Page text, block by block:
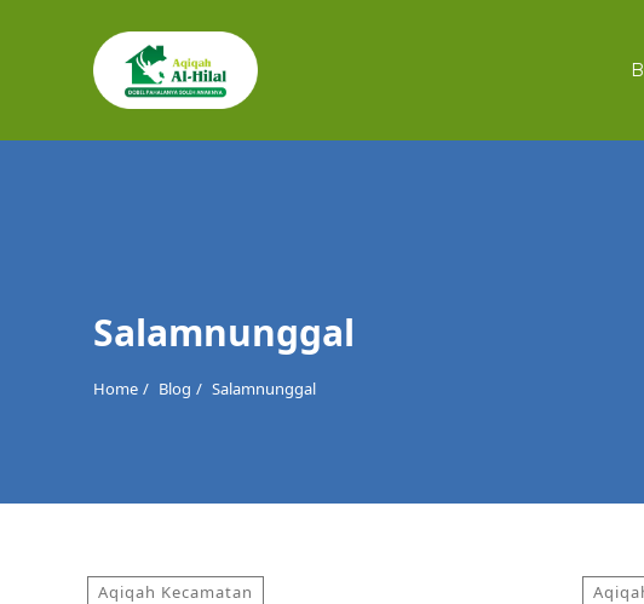
Cari
Salamnunggal
Home Blog Salamnunggal
Aqiqah Kecamatan